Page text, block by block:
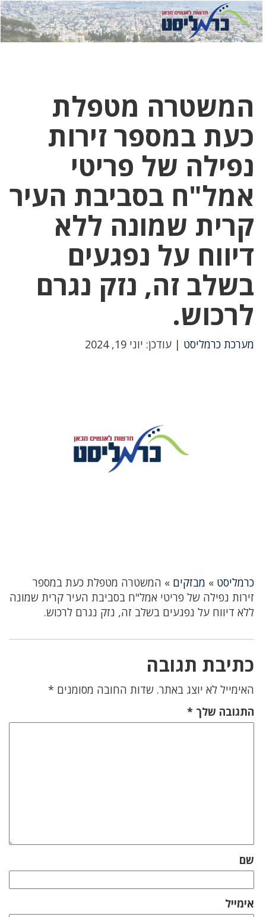
לחץ
כאן
לחץ
כדי
המשטרה מטפלת
כעת במספר זירות
נפילה של פריטי
אמל"ח בסביבת העיר
קרית שמונה ללא
דיווח על נפגעים
בשלב זה, נזק נגרם
לרכוש.
מערכת כרמליסט | עודכן: יוני 19, 2024
כרמליסט » מבזקים » המשטרה מטפלת כעת במספר
זירות נפילה של פריטי אמל"ח בסביבת העיר קרית שמונה
ללא דיווח על נפגעים בשלב זה, נזק נגרם לרכוש.
כתיבת תגובה
האימייל לא יוצג באתר. שדות החובה מסומנים *
התגובה שלך *
שם
אימייל